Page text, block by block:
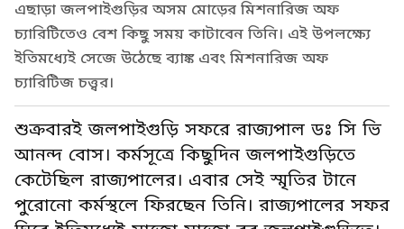
এছাড়া জলপাইগুড়ির অসম মোড়ের মিশনারিজ অফ
চ্যারিটিতেও বেশ কিছু সময় কাটাবেন তিনি। এই উপলক্ষ্যে
ইতিমধ্যেই সেজে উঠেছে ব্যাঙ্ক এবং মিশনারিজ অফ
চ্যারিটিজ চত্ত্বর।
শুক্রবারই জলপাইগুড়ি সফরে রাজ্যপাল ডঃ সি ভি
আনন্দ বোস। কর্মসূত্রে কিছুদিন জলপাইগুড়িতে
কেটেছিল রাজ্যপালের। এবার সেই স্মৃতির টানে
পুরোনো কর্মস্থলে ফিরছেন তিনি। রাজ্যপালের সফর